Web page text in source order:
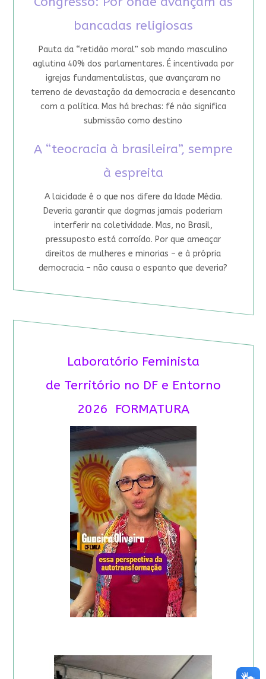
bancadas religiosas
Pauta da “retidão moral” sob mando masculino
aglutina 40% dos parlamentares. É incentivada por
igrejas fundamentalistas, que avançaram no
terreno de devastação da democracia e desencanto
com a política. Mas há brechas: fé não significa
submissão como destino
A “teocracia à brasileira”, sempre
à espreita
A laicidade é o que nos difere da Idade Média.
Deveria garantir que dogmas jamais poderiam
interferir na coletividade. Mas, no Brasil,
pressuposto está corroído. Por que ameaçar
direitos de mulheres e minorias – e à própria
democracia – não causa o espanto que deveria?
Laboratório Feminista
de Território no DF e Entorno
2026 FORMATURA